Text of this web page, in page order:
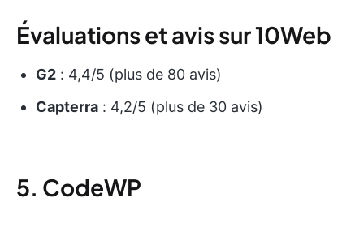
Évaluations et avis sur 10Web
G2 : 4,4/5 (plus de 80 avis)
Capterra : 4,2/5 (plus de 30 avis)
5. CodeWP